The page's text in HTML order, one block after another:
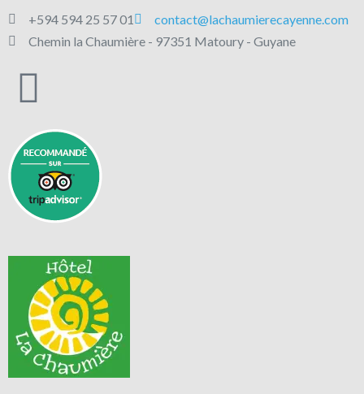
+594 594 25 57 01
contact@lachaumierecayenne.com
Chemin la Chaumière - 97351 Matoury - Guyane